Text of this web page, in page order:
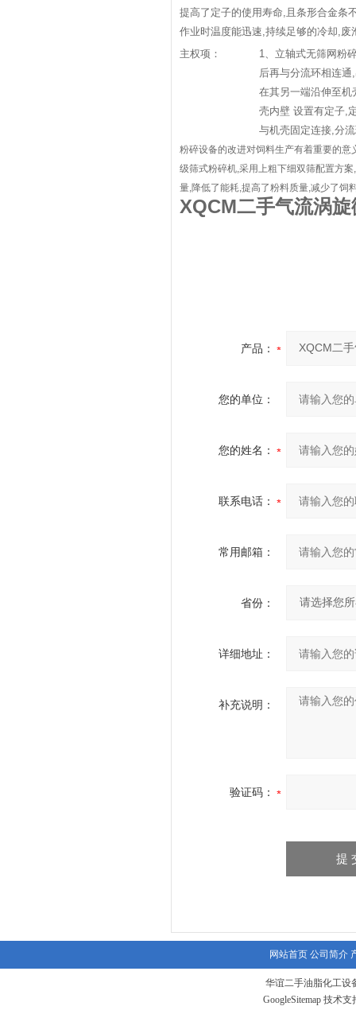
提高了定子的使用寿命,且条形合金条
作业时温度能迅速,持续足够的冷却,
主权项：
1、立轴式无筛网粉
后再与分流环相连
在其另一端沿伸至
壳内壁 设置有定子,
与机壳固定连接,分
粉碎设备的改进对饲料生产有着重要的
级筛式粉碎机,采用上粗下细双筛配置方
量,降低了能耗,提高了粉料质量,减少了饲
XQCM二手气流涡
产品：
您的单位：
您的姓名：
联系电话：
常用邮箱：
省份：
详细地址：
补充说明：
验证码：
网站首页 公司简介
华谊二手油脂化工设
GoogleSitemap 技术支